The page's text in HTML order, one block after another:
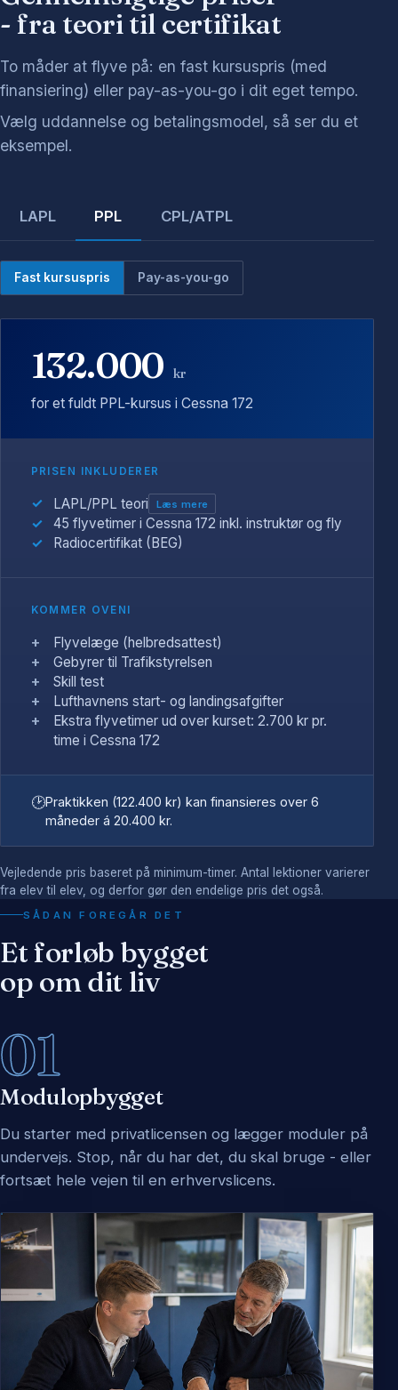
- fra teori til certifikat
To måder at flyve på: en fast kursuspris (med
finansiering) eller pay-as-you-go i dit eget tempo.
Vælg uddannelse og betalingsmodel, så ser du et
eksempel.
LAPL PPL CPL/ATPL
Fast kursuspris Pay-as-you-go
132.000 kr
for et fuldt PPL-kursus i Cessna 172
PRISEN INKLUDERER
LAPL/PPL teori Læs mere
Et fleksibelt flyveteorikursus til LAPL og PPL. Du
får fuld adgang til vores DistanceLearning-
online-spørgsmål - mange med uddybende svar.
Du læser online i dit eget tempo og kan
supplere med fysisk undervisning hos vores
instruktører, når du har brug for det.
45 flyvetimer i Cessna 172 inkl. instruktør og fly
Radiocertifikat (BEG)
KOMMER OVENI
Flyvelæge (helbredsattest)
Gebyrer til Trafikstyrelsen
Skill test
Lufthavnens start- og landingsafgifter
Ekstra flyvetimer ud over kurset: 2.700 kr pr.
time i Cessna 172
🕑Praktikken (122.400 kr) kan finansieres over 6
måneder á 20.400 kr.
Vejledende pris baseret på minimum-timer. Antal lektioner varierer
fra elev til elev, og derfor gør den endelige pris det også.
SÅDAN FOREGÅR DET
Et forløb bygget
op om dit liv
01
Modulopbygget
Du starter med privatlicensen og lægger moduler på
undervejs. Stop, når du har det, du skal bruge - eller
fortsæt hele vejen til en erhvervslicens.